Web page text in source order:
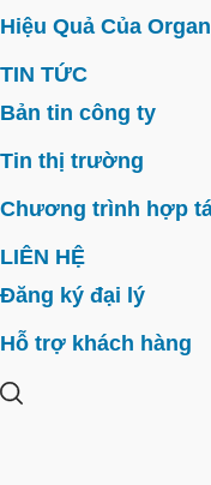
Hiệu Quả Của
TIN TỨC
Bản tin công ty
Tin thị trường
Chương trình hợp
LIÊN HỆ
Đăng ký đại lý
Hỗ trợ khách hàng